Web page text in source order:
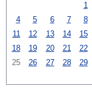
1
4
5 6 7 8
11
12 13 14 15
18
19 20 21 22
25
26 27 28 29